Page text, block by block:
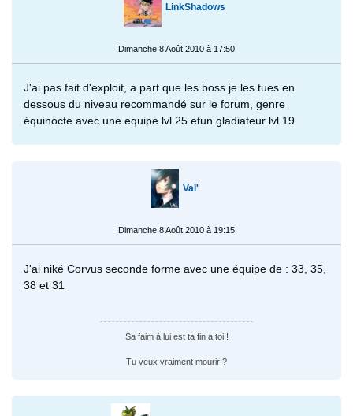
LinkShadows
Dimanche 8 Août 2010 à 17:50
J'ai pas fait d'exploit, a part que les boss je les tues en
dessous du niveau recommandé sur le forum, genre
équinocte avec une equipe lvl 25 etun gladiateur lvl 19
Val'
Dimanche 8 Août 2010 à 19:15
J'ai niké Corvus seconde forme avec une équipe de : 33, 35,
38 et 31
Sa faim à lui est ta fin a toi !
Tu veux vraiment mourir ?